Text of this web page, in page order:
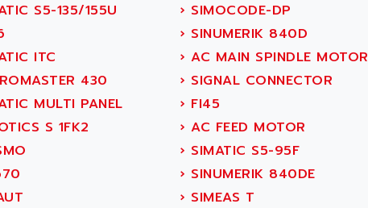
S5-135/155U › SIMOCODE-DP
› SINUMERIK 840D
ITC › AC MAIN SPINDLE MOTOR
430 › SIGNAL CONNECTOR
MULTI PANEL › FI45
S 1FK2 › AC FEED MOTOR
› SIMATIC S5-95F
› SINUMERIK 840DE
› SIMEAS T